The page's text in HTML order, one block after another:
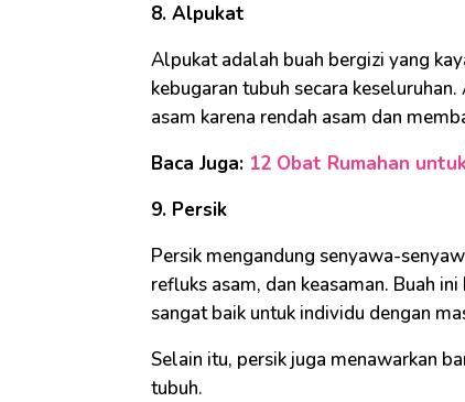
8. Alpukat
Alpukat adalah buah bergizi yang
kebugaran tubuh secara
asam karena rendah asam dan
Baca Juga: 12 Obat Rumahan
9. Persik
Persik mengandung senyawa-
refluks asam, dan keasaman. Buah
sangat baik untuk individu dengan
Selain itu, persik juga menawarkan
tubuh.